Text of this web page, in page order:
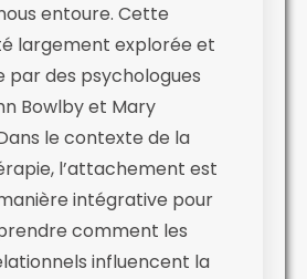
entoure. Cette
largement explorée et
par des psychologues
Bowlby et Mary
le contexte de la
l’attachement est
intégrative pour
comment les
influencent la